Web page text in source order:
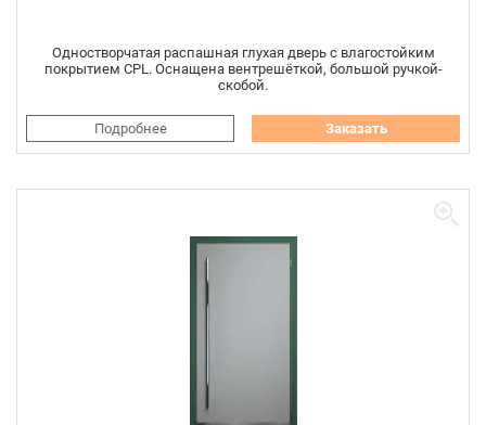
Одностворчатая распашная глухая дверь с влагостойким
покрытием CPL. Оснащена вентрешёткой, большой ручкой-
скобой.
Подробнее Заказать